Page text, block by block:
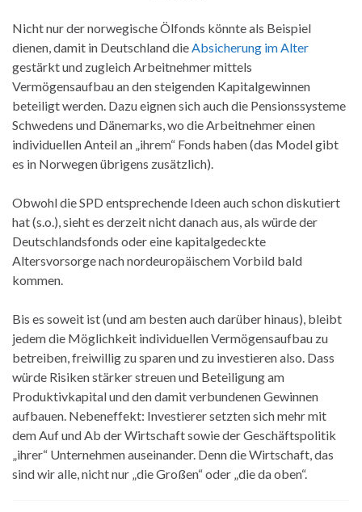
Nicht nur der norwegische Ölfonds könnte als Beispiel
dienen, damit in Deutschland dieAbsicherung im Alter
gestärkt und zugleich Arbeitnehmer mittels
Vermögensaufbau an den steigenden Kapitalgewinnen
beteiligt werden. Dazu eignen sich auch die Pensionssysteme
Schwedens und Dänemarks, wo die Arbeitnehmer einen
individuellen Anteil an „ihrem“ Fonds haben (das Model gibt
es in Norwegen übrigens zusätzlich).
Obwohl die SPD entsprechende Ideen auch schon diskutiert
hat (s.o.), sieht es derzeit nicht danach aus, als würde der
Deutschlandsfonds oder eine kapitalgedeckte
Altersvorsorge nach nordeuropäischem Vorbild bald
kommen.
Bis es soweit ist (und am besten auch darüber hinaus), bleibt
jedem die Möglichkeit individuellen Vermögensaufbau zu
betreiben, freiwillig zu sparen und zu investieren also. Dass
würde Risiken stärker streuen und Beteiligung am
Produktivkapital und den damit verbundenen Gewinnen
aufbauen. Nebeneffekt: Investierer setzten sich mehr mit
dem Auf und Ab der Wirtschaft sowie der Geschäftspolitik
„ihrer“ Unternehmen auseinander. Denn die Wirtschaft, das
sind wir alle, nicht nur „die Großen“ oder „die da oben“.